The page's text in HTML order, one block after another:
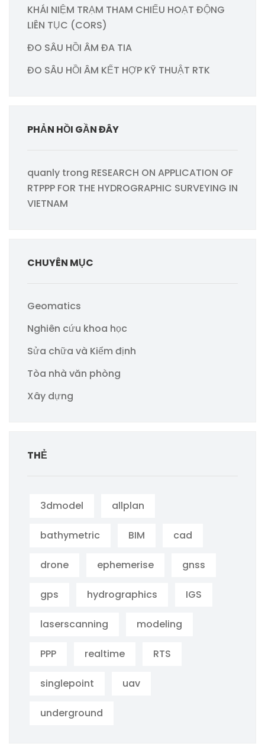
KHÁI NIỆM TRẠM THAM CHIẾU HOẠT ĐỘNG
LIÊN TỤC (CORS)
ĐO SÂU HỒI ÂM ĐA TIA
ĐO SÂU HỒI ÂM KẾT HỢP KỸ THUẬT RTK
PHẢN HỒI GẦN ĐÂY
quanly trong RESEARCH ON APPLICATION OF
RTPPP FOR THE HYDROGRAPHIC SURVEYING IN
VIETNAM
CHUYÊN MỤC
Geomatics
Nghiên cứu khoa học
Sửa chữa và Kiểm định
Tòa nhà văn phòng
Xây dựng
THẺ
3dmodel allplan
bathymetric BIM cad
drone ephemerise gnss
gps hydrographics IGS
laserscanning modeling
PPP realtime RTS
singlepoint uav
underground